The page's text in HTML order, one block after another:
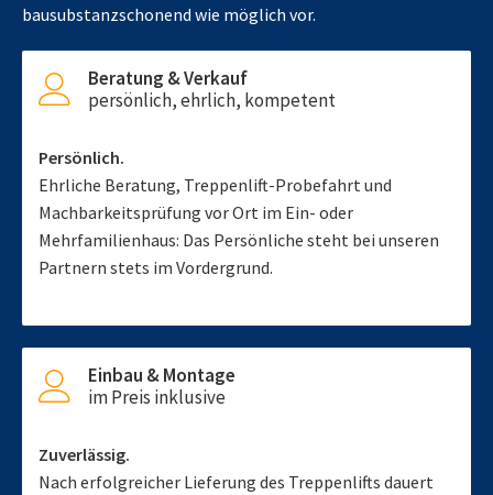
bausubstanzschonend wie möglich vor.
Beratung & Verkauf
persönlich, ehrlich, kompetent
Persönlich.
Ehrliche Beratung, Treppenlift-Probefahrt und
Machbarkeitsprüfung vor Ort im Ein- oder
Mehrfamilienhaus: Das Persönliche steht bei unseren
Partnern stets im Vordergrund.
Einbau & Montage
im Preis inklusive
Zuverlässig.
Nach erfolgreicher Lieferung des Treppenlifts dauert